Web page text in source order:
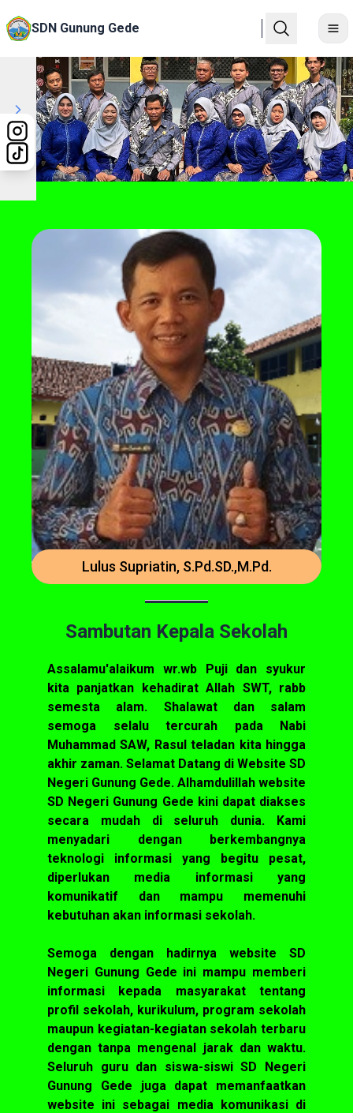
SDN Gunung Gede
Previous
Next
Sambutan Kepala Sekolah
Assalamu'alaikum wr.wb Puji dan syukur
kita panjatkan kehadirat Allah SWT, rabb
semesta alam. Shalawat dan salam
semoga selalu tercurah pada Nabi
Muhammad SAW, Rasul teladan kita hingga
akhir zaman. Selamat Datang di Website SD
Negeri Gunung Gede. Alhamdulillah website
SD Negeri Gunung Gede kini dapat diakses
secara mudah di seluruh dunia. Kami
menyadari dengan berkembangnya
teknologi informasi yang begitu pesat,
diperlukan media informasi yang
komunikatif dan mampu memenuhi
kebutuhan akan informasi sekolah.
Semoga dengan hadirnya website SD
Negeri Gunung Gede ini mampu memberi
informasi kepada masyarakat tentang
profil sekolah, kurikulum, program sekolah
maupun kegiatan-kegiatan sekolah terbaru
dengan tanpa mengenal jarak dan waktu.
Seluruh guru dan siswa-siswi SD Negeri
Gunung Gede juga dapat memanfaatkan
website ini sebagai media komunikasi di
Lulus Supriatin, S.Pd.SD.,M.Pd.